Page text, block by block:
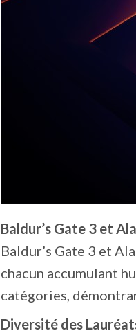
Baldur’s Gate 3 et
Baldur’s Gate 3 et
chacun accumulant
catégories,
Diversité des